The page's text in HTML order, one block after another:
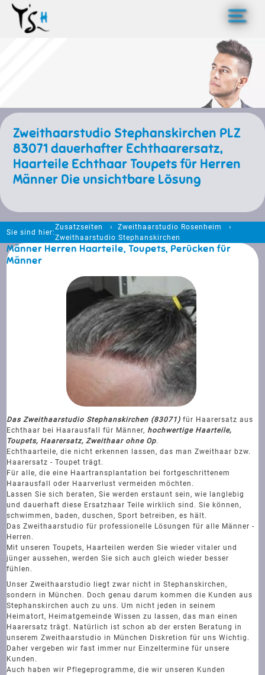
>
Zweithaarstudio Stephanskirchen PLZ
83071 dauerhafter Echthaarersatz,
Haarteile Echthaar Toupets für Herren
Männer Die unsichtbare Lösung
Sie sind hier:
Zusatzseiten
Zweithaarstudio Rosenheim
Zweithaarstudio Stephanskirchen
Männer Herren Haarteile, Toupets, Perücken für
Männer
Das Zweithaarstudio Stephanskirchen (83071) für Haarersatz aus
Echthaar bei Haarausfall für Männer, hochwertige Haarteile,
Toupets, Haarersatz, Zweithaar ohne Op.
Echthaarteile, die nicht erkennen lassen, das man Zweithaar bzw.
Haarersatz - Toupet trägt.
Für alle, die eine Haartransplantation bei fortgeschrittenem
Haarausfall oder Haarverlust vermeiden möchten.
Lassen Sie sich beraten, Sie werden erstaunt sein, wie langlebig
und dauerhaft diese Ersatzhaar Teile wirklich sind. Sie können,
schwimmen, baden, duschen, Sport betreiben, es hält.
Das Zweithaarstudio für professionelle Lösungen für alle Männer -
Herren.
Mit unseren Toupets, Haarteilen werden Sie wieder vitaler und
jünger aussehen, werden Sie sich auch gleich wieder besser
fühlen.
Unser Zweithaarstudio liegt zwar nicht in Stephanskirchen,
sondern in München. Doch genau darum kommen die Kunden aus
Stephanskirchen auch zu uns. Um nicht jeden in seinem
Heimatort, Heimatgemeinde Wissen zu lassen, das man einen
Haarersatz trägt. Natürlich ist schon ab der ersten Beratung in
unserem Zweithaarstudio in München Diskretion für uns Wichtig.
Daher vergeben wir fast immer nur Einzeltermine für unsere
Kunden.
Auch haben wir Pflegeprogramme, die wir unseren Kunden